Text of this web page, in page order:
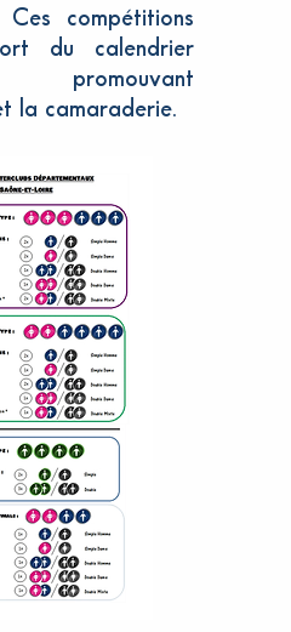
compétitions
du calendrier
promouvant
la camaraderie.